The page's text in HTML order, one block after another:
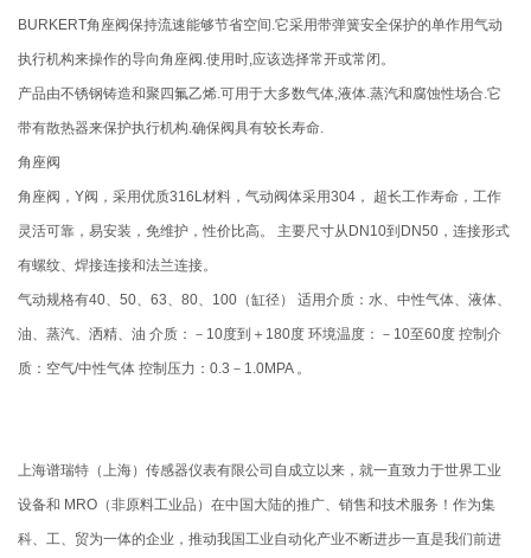
BURKERT角座阀保持流速能够节省空间.它采用带弹簧安全保护的单作用气动
执行机构来操作的导向角座阀.使用时,应该选择常开或常闭。
产品由不锈钢铸造和聚四氟乙烯.可用于大多数气体,液体.蒸汽和腐蚀性场合.它
带有散热器来保护执行机构.确保阀具有较长寿命.
角座阀
角座阀，Y阀，采用优质316L材料，气动阀体采用304， 超长工作寿命，工作
灵活可靠，易安装，免维护，性价比高。 主要尺寸从DN10到DN50，连接形式
有螺纹、焊接连接和法兰连接。
气动规格有40、50、63、80、100（缸径） 适用介质：水、中性气体、液体、
油、蒸汽、洒精、油 介质：－10度到＋180度 环境温度：－10至60度 控制介
质：空气/中性气体 控制压力：0.3－1.0MPA 。
上海谱瑞特（上海）传感器仪表有限公司自成立以来，就一直致力于世界工业
设备和 MRO（非原料工业品）在中国大陆的推广、销售和技术服务！作为集
科、工、贸为一体的企业，推动我国工业自动化产业不断进步一直是我们前进